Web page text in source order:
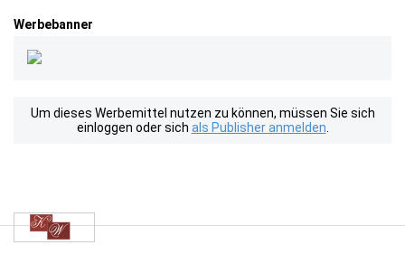
Werbebanner
Um dieses Werbemittel nutzen zu können, müssen Sie sich
einloggen oder sich als Publisher anmelden